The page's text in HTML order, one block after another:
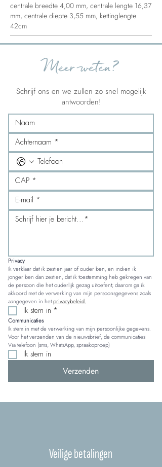
centrale breedte 4,00 mm, centrale lengte 16,37
mm, centrale diepte 3,55 mm, kettinglengte
42cm
Meer weten?
Schrijf ons en we zullen zo snel mogelijk
antwoorden!
Privacy
Ik verklaar dat ik zestien jaar of ouder ben, en indien ik
jonger ben dan zestien, dat ik toestemming heb gekregen van
de persoon die het ouderlijk gezag uitoefent; daarom ga ik
akkoord met de verwerking van mijn persoonsgegevens zoals
aangegeven in het privacybeleid.
Ik stem in *
Communicaties
Ik stem in met de verwerking van mijn persoonlijke gegevens.
Voor het verzenden van de nieuwsbrief, de communicaties
Via telefoon (sms, WhatsApp, spraakoproep)
Ik stem in
Verzenden
Veilige betalingen